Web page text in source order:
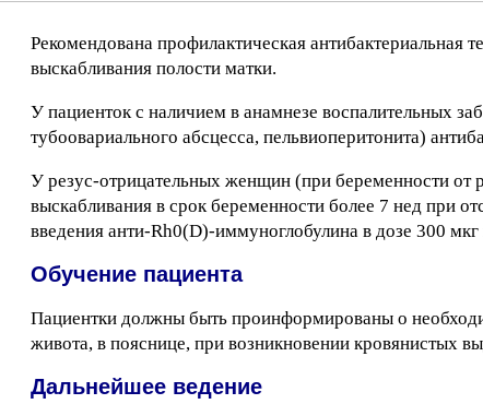
Рекомендована профилактическая антибактериальная
выскабливания полости матки.
У пациенток с наличием в анамнезе воспалительных
тубоовариального абсцесса, пельвиоперитонита)
У резус-отрицательных женщин (при беременности от
выскабливания в срок беременности более 7 нед при
введения анти-Rh0(D)-иммуноглобулина в дозе 300
Обучение пациента
Пациентки должны быть проинформированы о
живота, в пояснице, при возникновении кровянистых
Дальнейшее ведение